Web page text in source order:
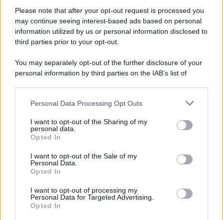
Please note that after your opt-out request is processed you
may continue seeing interest-based ads based on personal
information utilized by us or personal information disclosed to
third parties prior to your opt-out.
You may separately opt-out of the further disclosure of your
personal information by third parties on the IAB’s list of
This information may also be disclosed by us to third parties
disclose it to other third parties.
Please note that this website/app uses one or more Google
services and may gather and store information including but
not limited to your visit or usage behaviour. You may click to
grant or deny consent to Google and its third-party tags to
consent section.
Personal Data Processing Opt Outs
I want to opt-out of the Sharing of my
personal data.
Opted In
I want to opt-out of the Sale of my
Personal Data.
Opted In
I want to opt-out of processing my
Personal Data for Targeted Advertising.
Opted In
Scoop Mag
Lgbtqia News
Motors Magazine 365
Day Travel 365
Home Magazine 365
Cineverse Magazine
SecondHomeMagazine
InvestirMag
Germania
Investieren24